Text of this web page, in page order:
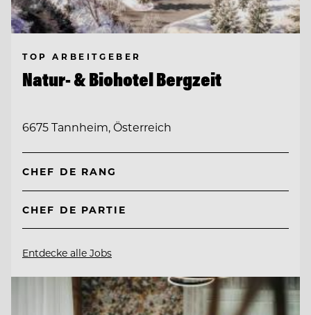
TOP ARBEITGEBER
Natur- & Biohotel Bergzeit
6675 Tannheim, Österreich
CHEF DE RANG
CHEF DE PARTIE
Entdecke alle Jobs